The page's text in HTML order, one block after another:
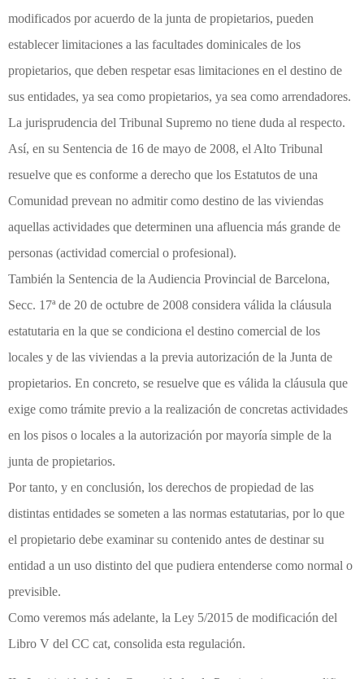
modificados por acuerdo de la junta de propietarios, pueden
establecer limitaciones a las facultades dominicales de los
propietarios, que deben respetar esas limitaciones en el destino de
sus entidades, ya sea como propietarios, ya sea como arrendadores.
La jurisprudencia del Tribunal Supremo no tiene duda al respecto.
Así, en su Sentencia de 16 de mayo de 2008, el Alto Tribunal
resuelve que es conforme a derecho que los Estatutos de una
Comunidad prevean no admitir como destino de las viviendas
aquellas actividades que determinen una afluencia más grande de
personas (actividad comercial o profesional).
También la Sentencia de la Audiencia Provincial de Barcelona,
Secc. 17ª de 20 de octubre de 2008 considera válida la cláusula
estatutaria en la que se condiciona el destino comercial de los
locales y de las viviendas a la previa autorización de la Junta de
propietarios. En concreto, se resuelve que es válida la cláusula que
exige como trámite previo a la realización de concretas actividades
en los pisos o locales a la autorización por mayoría simple de la
junta de propietarios.
Por tanto, y en conclusión, los derechos de propiedad de las
distintas entidades se someten a las normas estatutarias, por lo que
el propietario debe examinar su contenido antes de destinar su
entidad a un uso distinto del que pudiera entenderse como normal o
previsible.
Como veremos más adelante, la Ley 5/2015 de modificación del
Libro V del CC cat, consolida esta regulación.